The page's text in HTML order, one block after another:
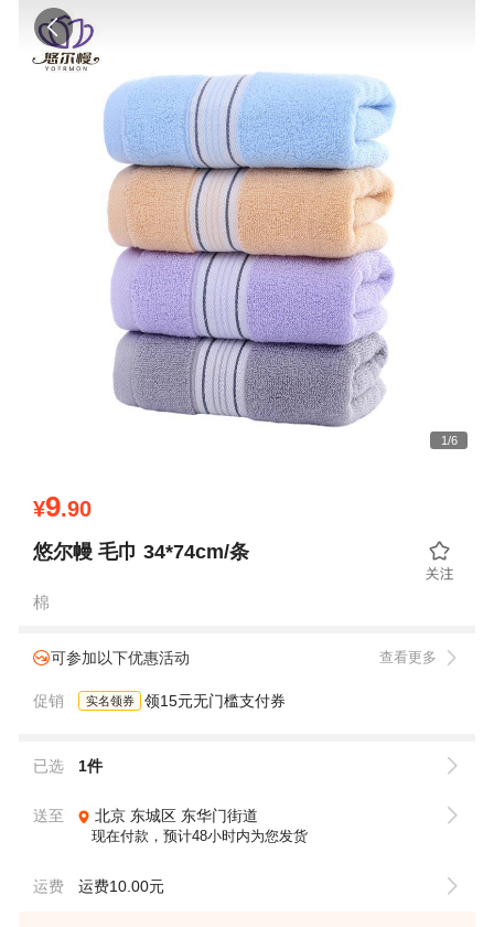
1/6
¥9.90
悠尔幔 毛巾 34*74cm/条
棉
可参加以下优惠活动 查看更多
促销 实名领券 领15元无门槛支付券
已选 1件
送至 北京 东城区 东华门街道
现在付款，预计48小时内为您发货
运费 运费10.00元